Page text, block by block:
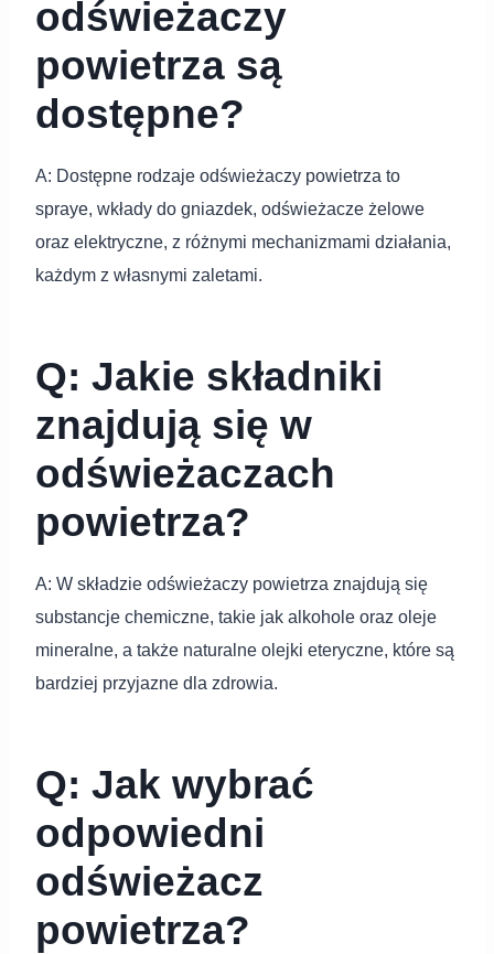
odświeżaczy
powietrza są
dostępne?
A: Dostępne rodzaje odświeżaczy powietrza to
spraye, wkłady do gniazdek, odświeżacze żelowe
oraz elektryczne, z różnymi mechanizmami działania,
każdym z własnymi zaletami.
Q: Jakie składniki
znajdują się w
odświeżaczach
powietrza?
A: W składzie odświeżaczy powietrza znajdują się
substancje chemiczne, takie jak alkohole oraz oleje
mineralne, a także naturalne olejki eteryczne, które są
bardziej przyjazne dla zdrowia.
Q: Jak wybrać
odpowiedni
odświeżacz
powietrza?